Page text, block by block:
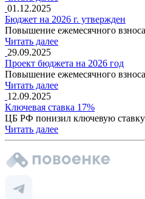
01.12.2025
Бюджет на 2026 г. утвержден
Повышение ежемесячного
Читать далее
29.09.2025
Проект бюджета на 2026 год
Повышение ежемесячного
Читать далее
12.09.2025
Ключевая ставка 17%
ЦБ РФ понизил ключевую
Читать далее